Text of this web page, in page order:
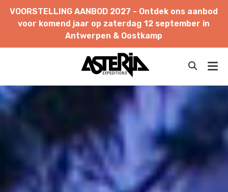
VOORSTELLING AANBOD 2027 - Ontdek ons aanbod
voor komend jaar op zaterdag 12 september in
Antwerpen & Oostkamp
FINLAND